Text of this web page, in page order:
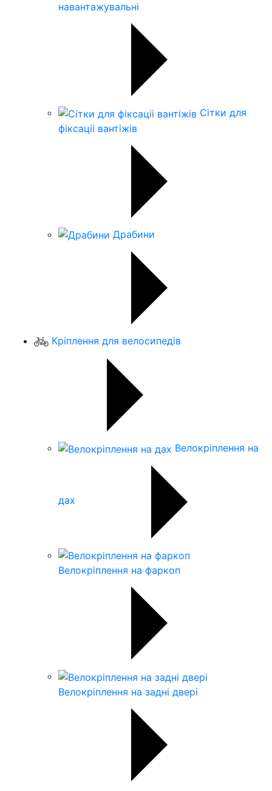
навантажувальні
Сітки для
фіксаціі вантіжів
Драбини
Кріплення для велосипедів
Велокріплення на
дах
Велокріплення на фаркоп
Велокріплення на задні двері